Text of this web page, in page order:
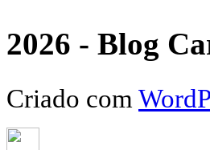
2026 - Blog
Criado com